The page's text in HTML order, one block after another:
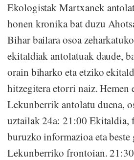
Ekologistak Martxanek
honen kronika bat duzu
Bihar bailara osoa
ekitaldiak antolatuak daude,
orain biharko eta etziko
hitzegitera etorri naiz. Hemen
Lekunberrik antolatu duena,
uztailak 24a: 21:00 Ekitaldia,
buruzko informazioa eta beste
Lekunberriko frontoian.